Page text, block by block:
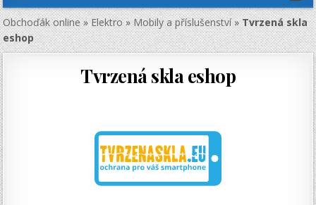
Obchoďák online»Elektro»Mobily a příslušenství»Tvrzená skla
eshop
Tvrzená skla eshop